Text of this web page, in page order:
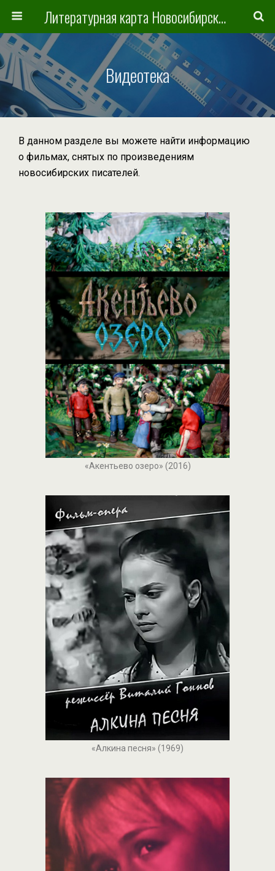
Литературная карта Новосибирска и Новосибирской области
Видеотека
В данном разделе вы можете найти информацию
о фильмах, снятых по произведениям
новосибирских писателей.
«Акентьево озеро» (2016)
«Алкина песня» (1969)